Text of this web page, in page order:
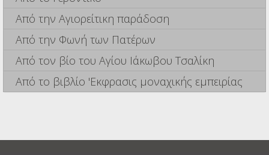
Από την Αγιορείτικη παράδοση
Από την Φωνή των Πατέρων
Από τον βίο του Αγίου Ιάκωβου Τσαλίκη
Από το βιβλίο 'Εκφρασις μοναχικής εμπειρίας